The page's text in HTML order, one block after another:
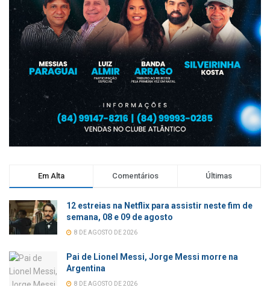
Em Alta Comentários Últimas
12 estreias na Netflix para assistir neste fim de
semana, 08 e 09 de agosto
8 DE AGOSTO DE 2026
Pai de Lionel Messi, Jorge Messi morre na
Argentina
8 DE AGOSTO DE 2026